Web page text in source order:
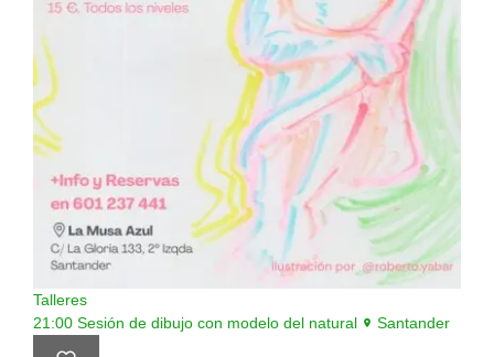
Talleres
21:00 Sesión de dibujo con modelo del natural Santander